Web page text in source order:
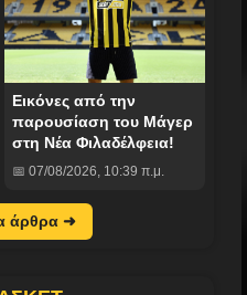
Εικόνες από την
παρουσίαση του Μάγερ
στη Νέα Φιλαδέλφεια!
📅 07/08/2026, 10:39 π.μ.
άρθρα ➜